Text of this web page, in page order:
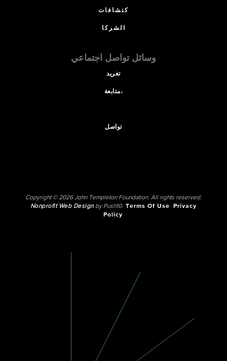
كتشافات
الشركا
وسائل تواصل اجتماعي
تغريد
متابعة،
تواصل
Copyright © 2026 John Templeton Foundation. All rights reserved.
Nonprofit Web Designby Push10. Terms Of Use
Privacy
Policy